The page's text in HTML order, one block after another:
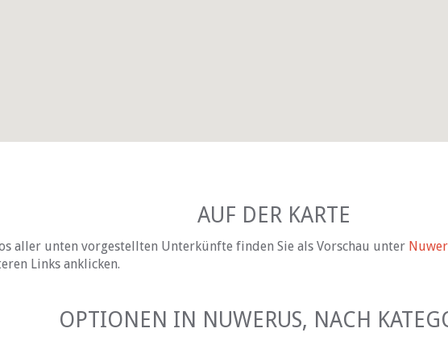
AUF DER KARTE
aller unten vorgestellten Unterkünfte finden Sie als Vorschau unter
Links anklicken.
OPTIONEN IN NUWERUS, NACH